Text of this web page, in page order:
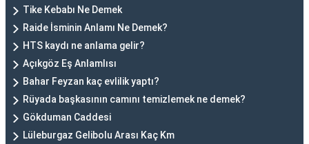
Tike Kebabı Ne Demek
Raide İsminin Anlamı Ne Demek?
HTS kaydı ne anlama gelir?
Açıkgöz Eş Anlamlısı
Bahar Feyzan kaç evlilik yaptı?
Rüyada başkasının camını temizlemek ne demek?
Gökduman Caddesi
Lüleburgaz Gelibolu Arası Kaç Km